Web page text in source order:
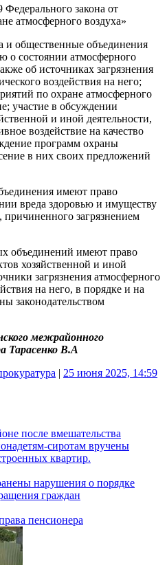
Федерального закона от
атмосферного воздуха»
и общественные объединения
состоянии атмосферного
об источниках загрязнения
воздействия на него;
по охране атмосферного
участие в обсуждении
и иной деятельности,
воздействие на качество
программ охраны
в них своих предложений
имеют право
вреда здоровью и имуществу
загрязнением
объединений имеют право
хозяйственной и иной
загрязнения атмосферного
на него, в порядке и на
законодательством
межрайонного
Тарасенко В.А
| 25 июня 2025, 14:59
после вмешательства
сиротам вручены
квартир.
нарушения о порядке
граждан
пенсионера